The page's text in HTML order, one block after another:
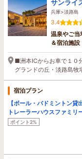
サンライ
兵庫>淡路島
3.4
温泉やご当
＆宿泊施設
■洲本ICからお車で１０
グランドの丘・淡路島牧
宿泊プラン
【ボール・バドミントン
トレーラーハウスファミリ
ポイント2%